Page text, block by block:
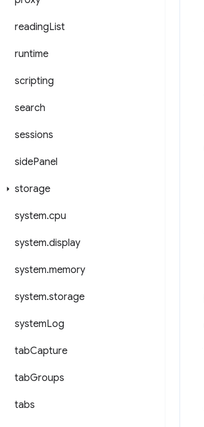
readingList
runtime
scripting
search
sessions
sidePanel
storage
system.cpu
system.display
system.memory
system.storage
systemLog
tabCapture
tabGroups
tabs